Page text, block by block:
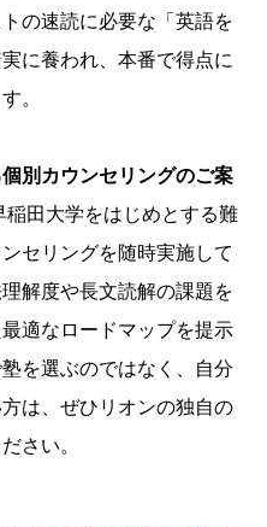
の速読に必要な「英語を
に養われ、 本番で得点に
。
別カウンセリングのご案
稲田大学をはじめとする難
セリングを随時実施して
解度や長文読解の課題を
適なロードマップを提示
を選ぶのではなく、
自分
は、 ぜひリオンの独自の
さい。